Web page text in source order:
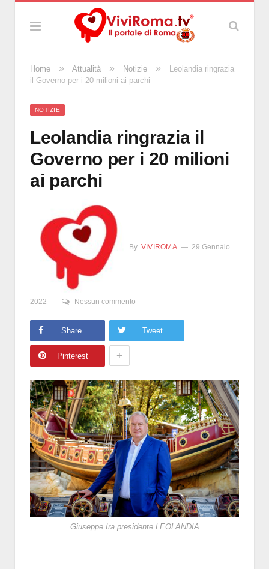
Home » Attualità » Notizie »
Leolandia ringrazia
il Governo per i 20 milioni ai parchi
NOTIZIE
Leolandia ringrazia il
Governo per i 20 milioni
ai parchi
By VIVIROMA 29 Gennaio
2022 Nessun commento
Share Tweet
Pinterest +
Giuseppe Ira presidente LEOLANDIA